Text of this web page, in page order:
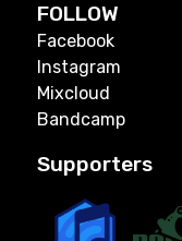
FOLLOW
Facebook
Instagram
Mixcloud
Bandcamp
Supporters